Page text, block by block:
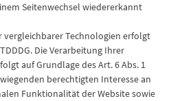
Seitenwechsel wiedererkannt
vergleichbarer Technologien erfolgt
Die Verarbeitung Ihrer
auf Grundlage des Art. 6 Abs. 1
berechtigten Interesse an
Funktionalität der Website sowie